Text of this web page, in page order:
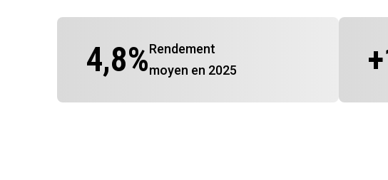
4,8%Rendement
moyen en 2025
+